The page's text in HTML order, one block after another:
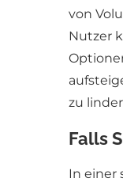
von
Nutzer
zu
Falls
In einer